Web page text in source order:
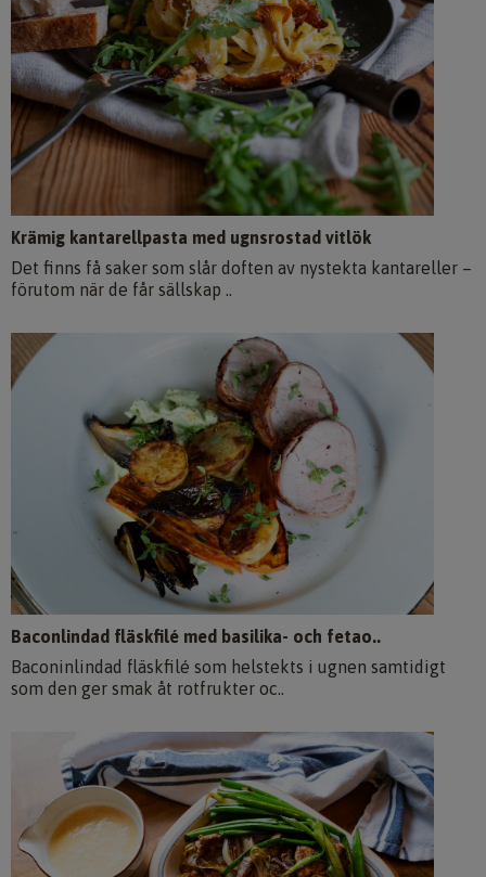
Krämig kantarellpasta med ugnsrostad vitlök
Det finns få saker som slår doften av nystekta kantareller –
förutom när de får sällskap ..
Baconlindad fläskfilé med basilika- och fetao..
Baconinlindad fläskfilé som helstekts i ugnen samtidigt
som den ger smak åt rotfrukter oc..